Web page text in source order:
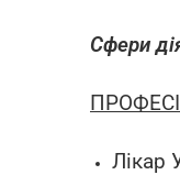
Сфери
Лікар